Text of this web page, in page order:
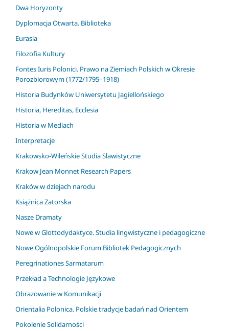
Dwa Horyzonty
Dyplomacja Otwarta. Biblioteka
Eurasia
Filozofia Kultury
Fontes Iuris Polonici. Prawo na Ziemiach Polskich w Okresie
Porozbiorowym (1772/1795–1918)
Historia Budynków Uniwersytetu Jagiellońskiego
Historia, Hereditas, Ecclesia
Historia w Mediach
Interpretacje
Krakowsko-Wileńskie Studia Slawistyczne
Krakow Jean Monnet Research Papers
Kraków w dziejach narodu
Książnica Zatorska
Nasze Dramaty
Nowe w Glottodydaktyce. Studia lingwistyczne i pedagogiczne
Nowe Ogólnopolskie Forum Bibliotek Pedagogicznych
Peregrinationes Sarmatarum
Przekład a Technologie Językowe
Obrazowanie w Komunikacji
Orientalia Polonica. Polskie tradycje badań nad Orientem
Pokolenie Solidarności